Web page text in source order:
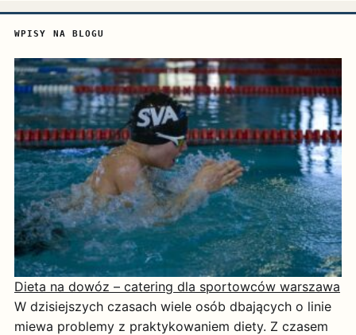
WPISY NA BLOGU
Dieta na dowóz – catering dla sportowców warszawa
W dzisiejszych czasach wiele osób dbających o linie
miewa problemy z praktykowaniem diety. Z czasem